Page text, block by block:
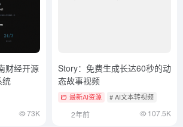
财经开源
统
73K
Story：免费生成长达60秒的动
态故事视频
最新AI资源 # AI文本转视频
2年前 107.5K